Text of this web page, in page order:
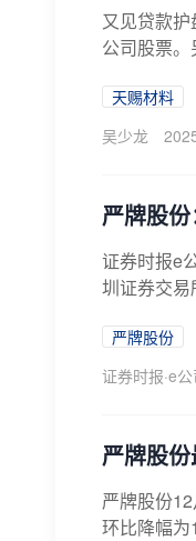
又见贷款
公司股票
天赐材料
吴少龙
严牌股
证券时报e
圳证券交
严牌股份
证券时报·e公
严牌股
严牌股份
环比降幅为